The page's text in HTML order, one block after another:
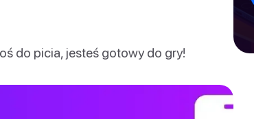
do picia, jesteś gotowy do gry!